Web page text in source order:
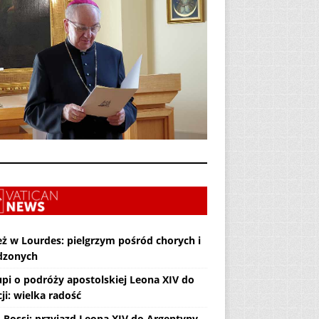
w Lourdes: pielgrzym pośród chorych i
o podróży apostolskiej Leona XIV do
wielka radość